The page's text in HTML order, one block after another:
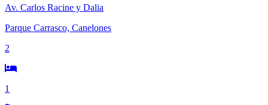
Av. Carlos Racine y Dalia
Parque Carrasco, Canelones
2
1